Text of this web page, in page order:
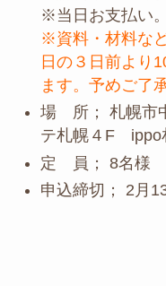
※当日お支払い
※資料・材料な
日の３日前より
ます。予めご了
場 所； 札幌市
テ札幌４F ippo
定 員； 8名様
申込締切； 2月